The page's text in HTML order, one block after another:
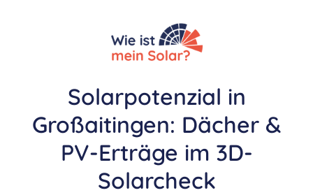
Solarpotenzial in
Großaitingen: Dächer &
PV-Erträge im 3D-
Solarcheck